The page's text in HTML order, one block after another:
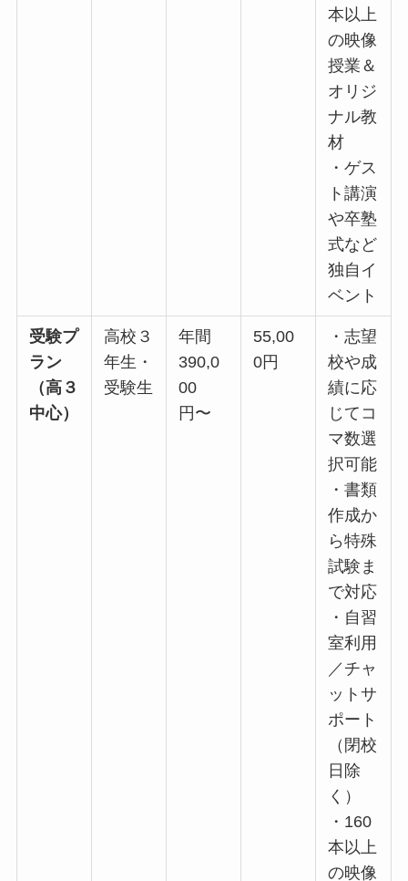
本以上
の映像
授業＆
オリジ
ナル教
材
・ゲス
ト講演
や卒塾
式など
独自イ
ベント
受験プ
ラン
（高３
中心）
高校３
年生・
受験生
年間
390,0
00
円〜
55,00
0円
・志望
校や成
績に応
じてコ
マ数選
択可能
・書類
作成か
ら特殊
試験ま
で対応
・自習
室利用
／チャ
ットサ
ポート
（閉校
日除
く）
・160
本以上
の映像